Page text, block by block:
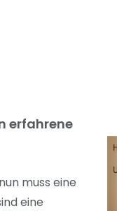
erfahrene
muss eine
eine